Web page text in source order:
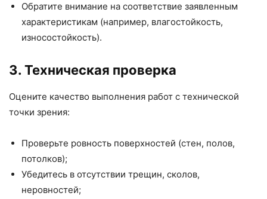
Обратите внимание на соответствие заявленным
характеристикам (например, влагостойкость,
износостойкость).
3. Техническая проверка
Оцените качество выполнения работ с технической
точки зрения:
Проверьте ровность поверхностей (стен, полов,
потолков);
Убедитесь в отсутствии трещин, сколов,
неровностей;